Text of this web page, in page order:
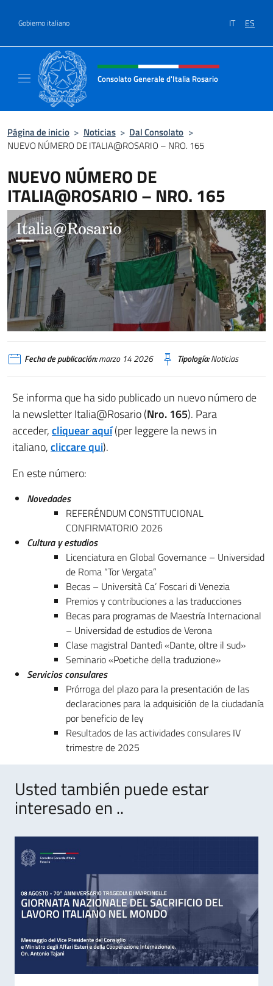
Gobierno italiano IT ES
Encabezado del sitio web,
Consolato Generale d'Italia Rosario
Página de inicio > Noticias > Dal Consolato >
NUEVO NÚMERO DE ITALIA@ROSARIO – NRO. 165
NUEVO NÚMERO DE
ITALIA@ROSARIO – NRO. 165
Fecha de publicación:marzo 14 2026 Tipología:Noticias
Se informa que ha sido publicado un nuevo número de
la newsletter Italia@Rosario (Nro. 165). Para
acceder,cliquear aquí(per leggere la news in
italiano,cliccare qui).
En este número:
Novedades
REFERÉNDUM CONSTITUCIONAL
CONFIRMATORIO 2026
Cultura y estudios
Licenciatura en Global Governance – Universidad
de Roma “Tor Vergata”
Becas – Università Ca’ Foscari di Venezia
Premios y contribuciones a las traducciones
Becas para programas de Maestría Internacional
– Universidad de estudios de Verona
Clase magistral Dantedì «Dante, oltre il sud»
Seminario «Poetiche della traduzione»
Servicios consulares
Prórroga del plazo para la presentación de las
declaraciones para la adquisición de la ciudadanía
por beneficio de ley
Resultados de las actividades consulares IV
trimestre de 2025
Usted también puede estar
interesado en ..